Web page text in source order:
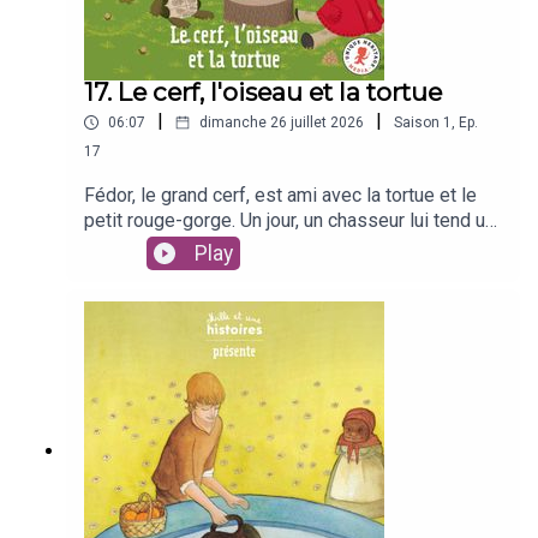
17. Le cerf, l'oiseau et la tortue
06:07 dimanche 26 juillet 2026 Saison 1 , Ep.
17
Fédor, le grand cerf, est ami avec la tortue et le
petit rouge-gorge. Un jour, un chasseur lui tend un
piège. Ses compagnons parviendront-ils à le tirer
d'affaire ?D'après un conte indien.Avec Mille et
une histoires, découvre l'histoire du cerf, de
l'oiseau et de la tortue. Et si cette histoire t'a plu,
découvre le magazine Mille et une histoire, pour
s'émerveiller chaque mois avec des contes du
monde entier :
https://www.fleuruspresse.com/magazines/pour-
les-plus-petits/mille-et-une-histoiresLes contes
Mille et une histoires sont issus du magazine
éponyme édité par Fleurus Presse, marque du
groupe Unique Heritage MédiaCrédits :Autrice :
Play